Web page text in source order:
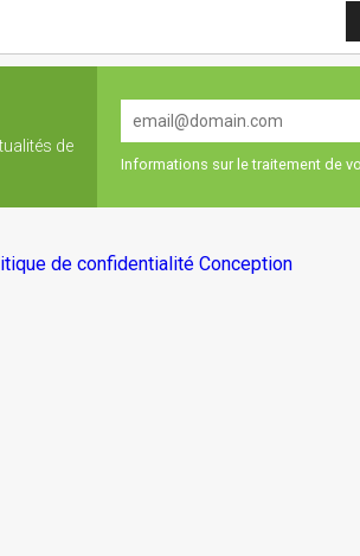
de
Informations sur le traitement de
de confidentialité Conception